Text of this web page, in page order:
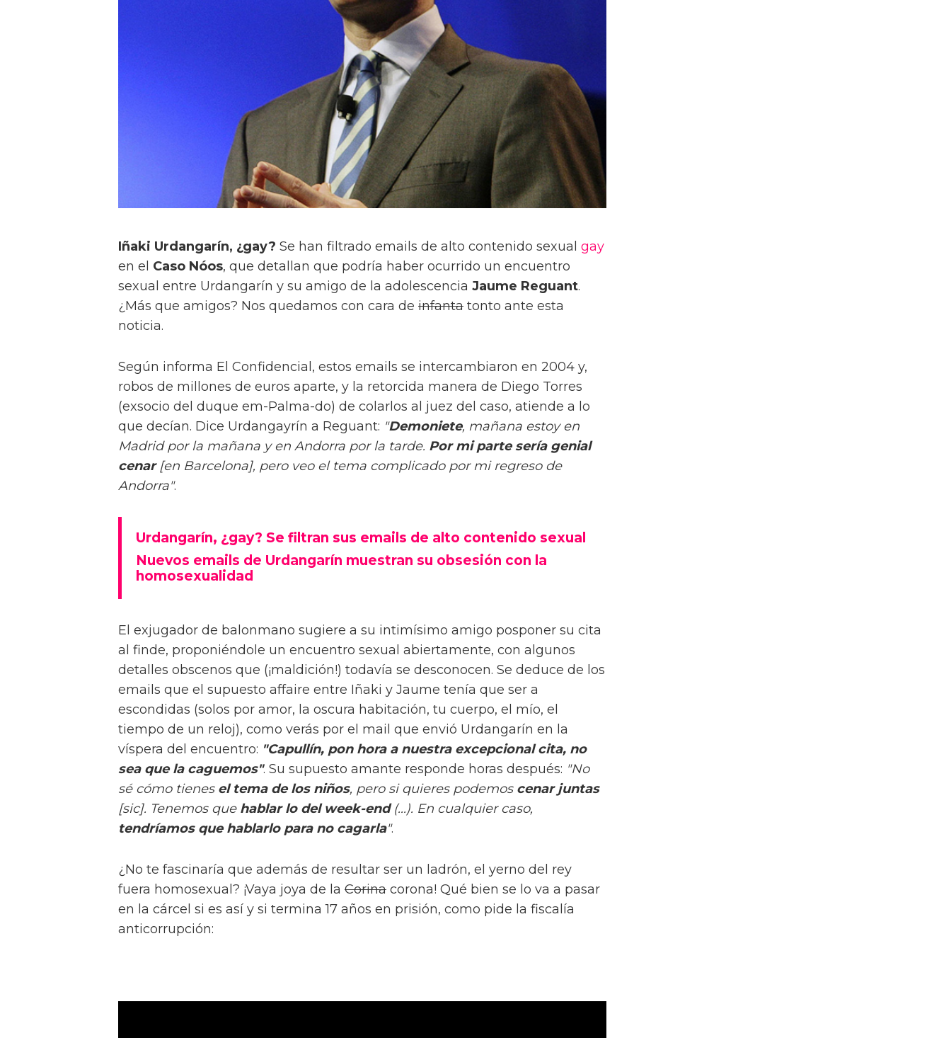
Iñaki Urdangarín, ¿gay? Se han filtrado emails de alto contenido sexual gay
en el Caso Nóos, que detallan que podría haber ocurrido un encuentro
sexual entre Urdangarín y su amigo de la adolescencia Jaume Reguant.
¿Más que amigos? Nos quedamos con cara de infanta tonto ante esta
noticia.
Según informa El Confidencial, estos emails se intercambiaron en 2004 y,
robos de millones de euros aparte, y la retorcida manera de Diego Torres
(exsocio del duque em-Palma-do) de colarlos al juez del caso, atiende a lo
que decían. Dice Urdangayrín a Reguant: "Demoniete, mañana estoy en
Madrid por la mañana y en Andorra por la tarde. Por mi parte sería genial
cenar[en Barcelona], pero veo el tema complicado por mi regreso de
Andorra".
Urdangarín, ¿gay? Se filtran sus emails de alto contenido sexual
Nuevos emails de Urdangarín muestran su obsesión con la
homosexualidad
El exjugador de balonmano sugiere a su intimísimo amigo posponer su cita
al finde, proponiéndole un encuentro sexual abiertamente, con algunos
detalles obscenos que (¡maldición!) todavía se desconocen. Se deduce de los
emails que el supuesto affaire entre Iñaki y Jaume tenía que ser a
escondidas (solos por amor, la oscura habitación, tu cuerpo, el mío, el
tiempo de un reloj), como verás por el mail que envió Urdangarín en la
víspera del encuentro: "Capullín, pon hora a nuestra excepcional cita, no
sea que la caguemos". Su supuesto amante responde horas después: "No
sé cómo tienes el tema de los niños, pero si quieres podemos cenar juntas
[sic]. Tenemos que hablar lo del week-end(...). En cualquier caso,
tendríamos que hablarlo para no cagarla".
¿No te fascinaría que además de resultar ser un ladrón, el yerno del rey
fuera homosexual? ¡Vaya joya de la Corina corona! Qué bien se lo va a pasar
en la cárcel si es así y si termina 17 años en prisión, como pide la fiscalía
anticorrupción: